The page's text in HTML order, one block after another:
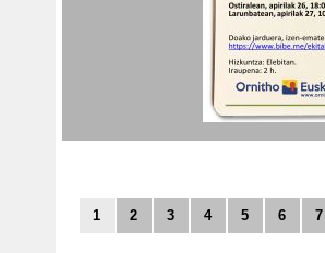
1 2 3 4 5 6 7